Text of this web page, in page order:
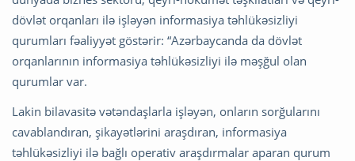
dövlət orqanları ilə işləyən informasiya təhlükəsizliyi
qurumları fəaliyyət göstərir: “Azərbaycanda da dövlət
orqanlarının informasiya təhlükəsizliyi ilə məşğul olan
qurumlar var.
Lakin bilavasitə vətəndaşlarla işləyən, onların sorğularını
cavablandıran, şikayətlərini araşdıran, informasiya
təhlükəsizliyi ilə bağlı operativ araşdırmalar aparan qurum